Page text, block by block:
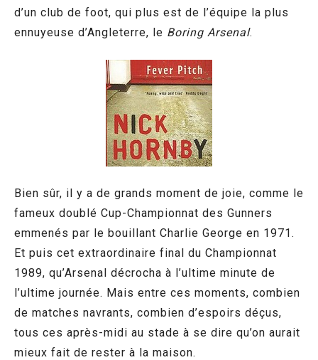
d’un club de foot, qui plus est de l’équipe la plus
ennuyeuse d’Angleterre, le Boring Arsenal.
Bien sûr, il y a de grands moment de joie, comme le
fameux doublé Cup-Championnat des Gunners
emmenés par le bouillant Charlie George en 1971.
Et puis cet extraordinaire final du Championnat
1989, qu’Arsenal décrocha à l’ultime minute de
l’ultime journée. Mais entre ces moments, combien
de matches navrants, combien d’espoirs déçus,
tous ces après-midi au stade à se dire qu’on aurait
mieux fait de rester à la maison.